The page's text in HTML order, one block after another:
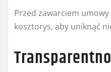
Przed zawarciem
kosztorys, aby uniknąć